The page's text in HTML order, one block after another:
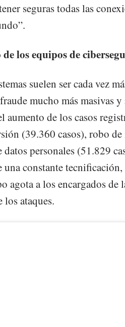
seguras todas las
los equipos de
suelen ser cada vez
mucho más masivas y
aumento de los casos
(39.360 casos), robo
personales (51.829
una constante
agota a los encargados de
los ataques.